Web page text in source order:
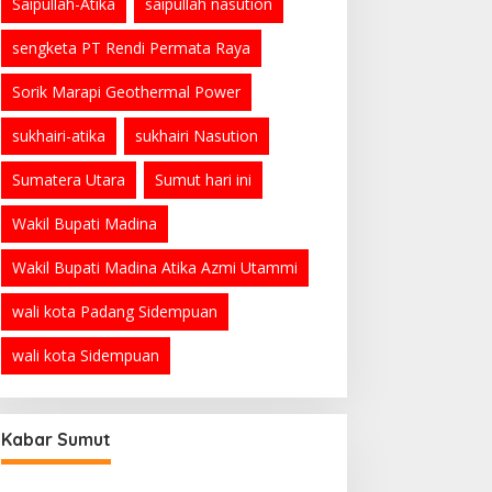
sengketa PT Rendi Permata Raya
Sorik Marapi Geothermal Power
sukhairi-atika sukhairi Nasution
Sumatera Utara Sumut hari ini
Wakil Bupati Madina
Wakil Bupati Madina Atika Azmi Utammi
wali kota Padang Sidempuan
wali kota Sidempuan
Kabar Sumut
Madina Apresiasi Kerja Keras Tim
Meski Terbatas Anggaran
Di Madina, Sumatera Utara